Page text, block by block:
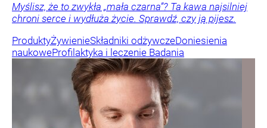
Myślisz, że to zwykła „mała czarna”? Ta kawa najsilniej
chroni serce i wydłuża życie. Sprawdź, czy ją pijesz.
ProduktyŻywienieSkładniki odżywczeDoniesienia
naukoweProfilaktyka i leczenie Badania